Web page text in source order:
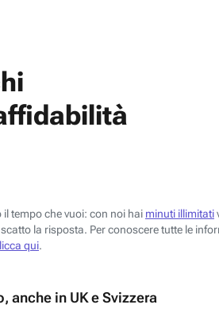
tempo che vuoi: con noi hai minuti illimitati
la risposta. Per conoscere tutte le
qui.
anche in UK e Svizzera